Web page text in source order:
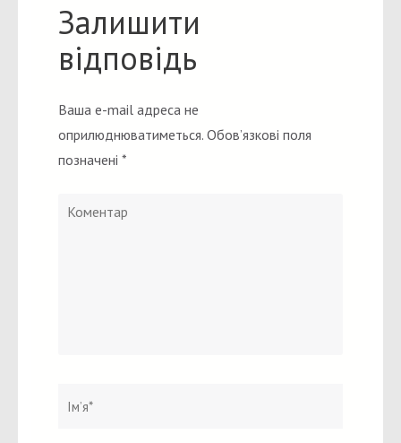
Залишити
відповідь
Ваша e-mail адреса не
оприлюднюватиметься. Обов’язкові поля
позначені *
Коментар